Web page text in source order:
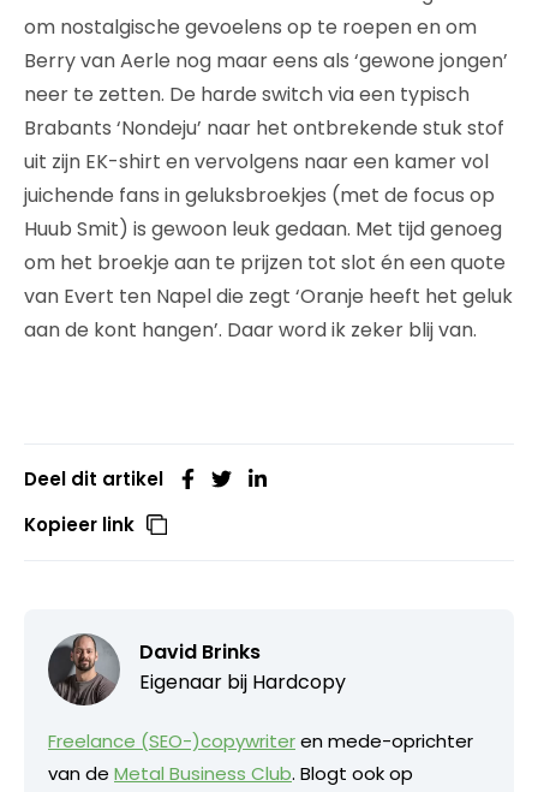
om nostalgische gevoelens op te roepen en om
Berry van Aerle nog maar eens als ‘gewone jongen’
neer te zetten. De harde switch via een typisch
Brabants ‘Nondeju’ naar het ontbrekende stuk stof
uit zijn EK-shirt en vervolgens naar een kamer vol
juichende fans in geluksbroekjes (met de focus op
Huub Smit) is gewoon leuk gedaan. Met tijd genoeg
om het broekje aan te prijzen tot slot én een quote
van Evert ten Napel die zegt ‘Oranje heeft het geluk
aan de kont hangen’. Daar word ik zeker blij van.
Deel dit artikel
Kopieer link
David Brinks
Eigenaar bij Hardcopy
Freelance (SEO-)copywriteren mede-oprichter
van de Metal Business Club. Blogt ook op